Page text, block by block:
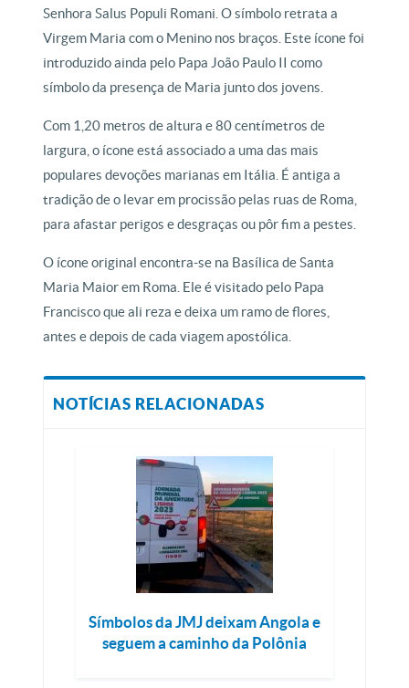
Senhora Salus Populi Romani. O símbolo retrata a
Virgem Maria com o Menino nos braços. Este ícone foi
introduzido ainda pelo Papa João Paulo II como
símbolo da presença de Maria junto dos jovens.
Com 1,20 metros de altura e 80 centímetros de
largura, o ícone está associado a uma das mais
populares devoções marianas em Itália. É antiga a
tradição de o levar em procissão pelas ruas de Roma,
para afastar perigos e desgraças ou pôr fim a pestes.
O ícone original encontra-se na Basílica de Santa
Maria Maior em Roma. Ele é visitado pelo Papa
Francisco que ali reza e deixa um ramo de flores,
antes e depois de cada viagem apostólica.
NOTÍCIAS RELACIONADAS
Símbolos da JMJ deixam Angola e
seguem a caminho da Polônia